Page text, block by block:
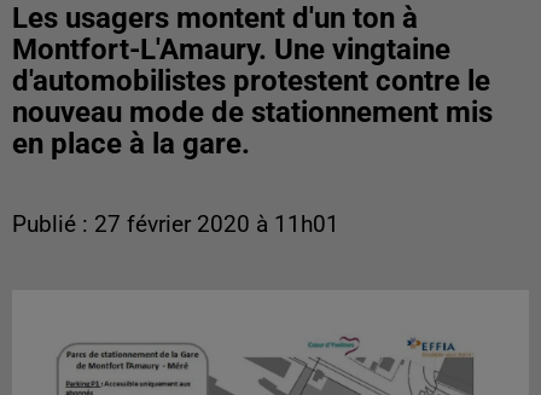
Les usagers montent d'un ton à
Montfort-L'Amaury. Une vingtaine
d'automobilistes protestent contre le
nouveau mode de stationnement mis
en place à la gare.
Publié : 27 février 2020 à 11h01